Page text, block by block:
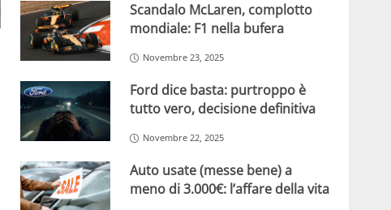
Scandalo McLaren, complotto
mondiale: F1 nella bufera
Novembre 23, 2025
Ford dice basta: purtroppo è
tutto vero, decisione definitiva
Novembre 22, 2025
Auto usate (messe bene) a
meno di 3.000€: l’affare della vita